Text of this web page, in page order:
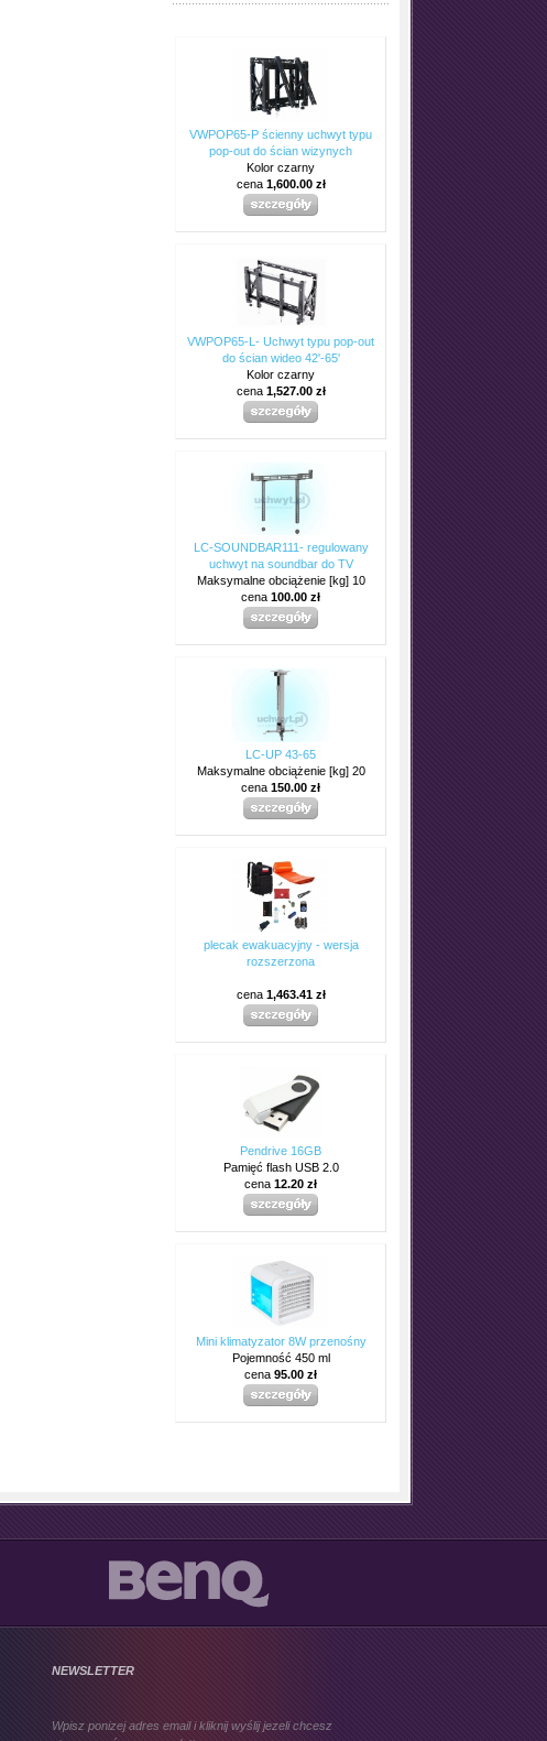
VWPOP65-P ścienny uchwyt typu
pop-out do ścian wizynych
Kolor czarny
cena 1,600.00 zł
VWPOP65-L- Uchwyt typu pop-out
do ścian wideo 42'-65'
Kolor czarny
cena 1,527.00 zł
LC-SOUNDBAR111- regulowany
uchwyt na soundbar do TV
Maksymalne obciążenie [kg] 10
cena 100.00 zł
LC-UP 43-65
Maksymalne obciążenie [kg] 20
cena 150.00 zł
plecak ewakuacyjny - wersja
rozszerzona
cena 1,463.41 zł
Pendrive 16GB
Pamięć flash USB 2.0
cena 12.20 zł
Mini klimatyzator 8W przenośny
Pojemność 450 ml
cena 95.00 zł
NEWSLETTER
Wpisz ponizej adres email i kliknij wyślij jezeli chcesz